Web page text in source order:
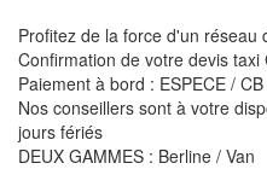
Profitez de la force d'un réseau
Confirmation de votre devis
Paiement à bord : ESPECE /
Nos conseillers sont à votre
jours fériés
DEUX GAMMES : Berline / Van